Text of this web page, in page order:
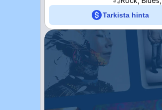
Tarkista hinta